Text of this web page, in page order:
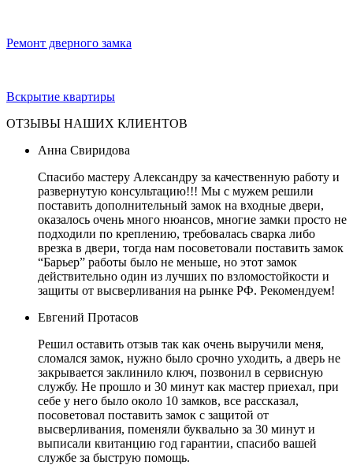
Ремонт дверного замка
Вскрытие квартиры
ОТЗЫВЫ НАШИХ КЛИЕНТОВ
Анна Свиридова
Спасибо мастеру Александру за качественную работу и
развернутую консультацию!!! Мы с мужем решили
поставить дополнительный замок на входные двери,
оказалось очень много нюансов, многие замки просто не
подходили по креплению, требовалась сварка либо
врезка в двери, тогда нам посоветовали поставить замок
“Барьер” работы было не меньше, но этот замок
действительно один из лучших по взломостойкости и
защиты от высверливания на рынке РФ. Рекомендуем!
Евгений Протасов
Решил оставить отзыв так как очень выручили меня,
сломался замок, нужно было срочно уходить, а дверь не
закрывается заклинило ключ, позвонил в сервисную
службу. Не прошло и 30 минут как мастер приехал, при
себе у него было около 10 замков, все рассказал,
посоветовал поставить замок с защитой от
высверливания, поменяли буквально за 30 минут и
выписали квитанцию год гарантии, спасибо вашей
службе за быструю помощь.